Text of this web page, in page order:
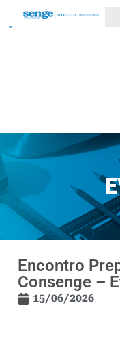
Encontro
Consenge –
15/06/2026